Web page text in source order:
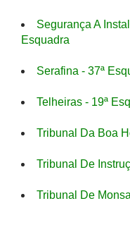
Segurança A
Esquadra
Serafina - 37ª
Telheiras - 19ª
Tribunal Da Boa
Tribunal De
Tribunal De